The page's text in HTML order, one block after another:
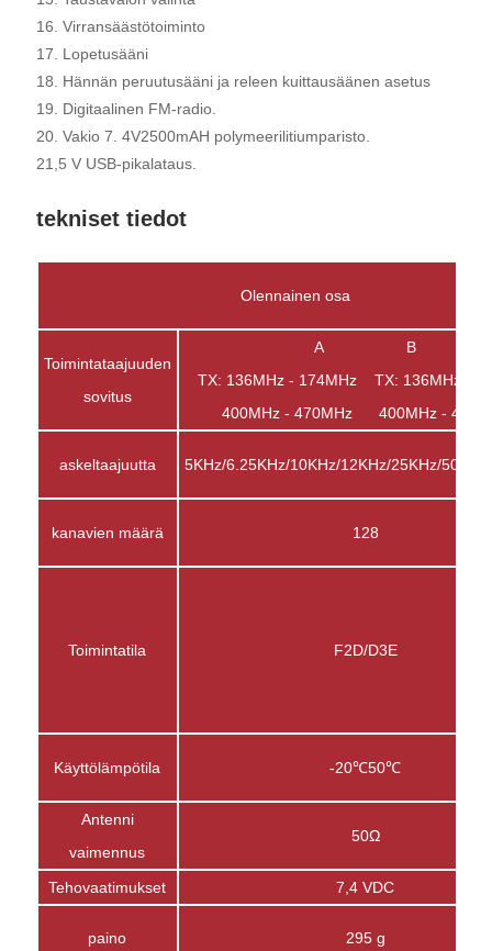
16. Virransäästötoiminto
17. Lopetusääni
18. Hännän peruutusääni ja releen kuittausäänen asetus
19. Digitaalinen FM-radio.
20. Vakio 7. 4V2500mAH polymeerilitiumparisto.
21,5 V USB-pikalataus.
tekniset tiedot
Olennainen osa
Toimintataajuuden
sovitus
A B
TX: 136MHz - 174MHz TX: 136MHz -
400MHz - 470MHz 400MHz -
askeltaajuutta 5KHz/6.25KHz/10KHz/12KHz/25KHz/
kanavien määrä 128
Toimintatila F2D/D3E
Käyttölämpötila -20℃50℃
Antenni
vaimennus
50Ω
Tehovaatimukset 7,4 VDC
paino 295 g